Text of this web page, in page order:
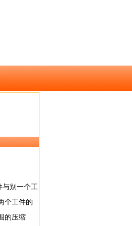
与别一个工
个工件的
的压缩